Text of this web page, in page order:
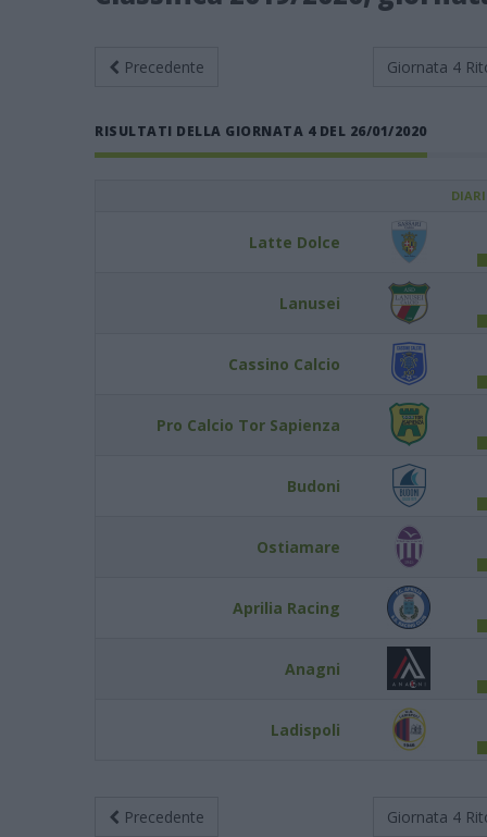
Precedente Giornata 4
RISULTATI DELLA GIORNATA 4 DEL 26/01/2020
Latte Dolce
Lanusei
Cassino Calcio
Pro Calcio Tor Sapienza
Budoni
Ostiamare
Aprilia Racing
Anagni
Ladispoli
Precedente Giornata 4